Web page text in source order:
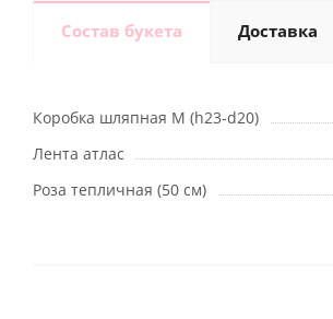
Состав букета Доставка
Коробка шляпная M (h23-d20)
Лента атлас
Роза тепличная (50 см)